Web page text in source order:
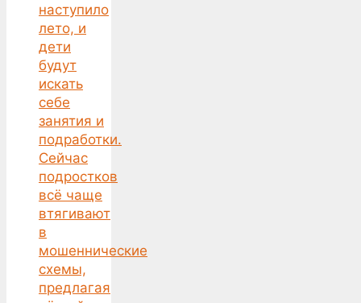
наступило
лето, и
дети
будут
искать
себе
занятия и
подработки.
Сейчас
подростков
всё чаще
втягивают
в
мошеннические
схемы,
предлагая